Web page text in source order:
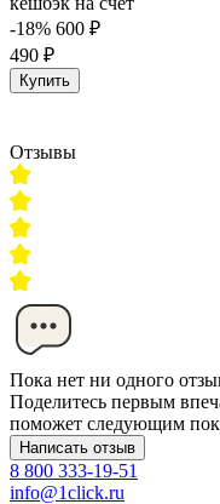
-18% 600 ₽
490 ₽
Купить
Отзывы
Пока нет ни одного
Поделитесь первым
поможет следующим
Написать отзыв
8 800 333-19-51
info@1click.ru